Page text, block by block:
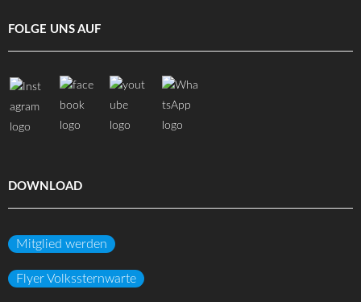
FOLGE UNS AUF
DOWNLOAD
Mitglied werden
Flyer Volkssternwarte